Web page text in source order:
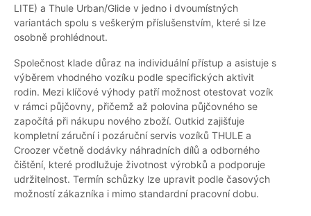
LITE) a Thule Urban/Glide v jedno i dvoumístných
variantách spolu s veškerým příslušenstvím, které si lze
osobně prohlédnout.
Společnost klade důraz na individuální přístup a asistuje s
výběrem vhodného vozíku podle specifických aktivit
rodin. Mezi klíčové výhody patří možnost otestovat vozík
v rámci půjčovny, přičemž až polovina půjčovného se
započítá při nákupu nového zboží. Outkid zajišťuje
kompletní záruční i pozáruční servis vozíků THULE a
Croozer včetně dodávky náhradních dílů a odborného
čištění, které prodlužuje životnost výrobků a podporuje
udržitelnost. Termín schůzky lze upravit podle časových
možností zákazníka i mimo standardní pracovní dobu.